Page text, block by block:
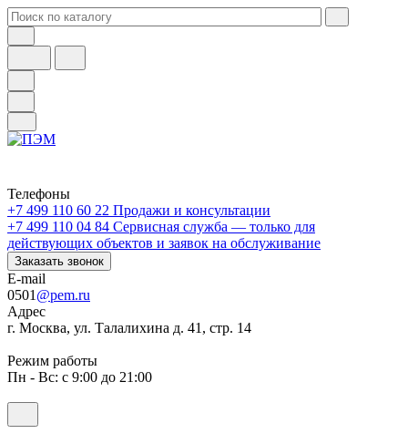
Телефоны
+7 499 110 60 22 Продажи и консультации
+7 499 110 04 84 Сервисная служба — только для
действующих объектов и заявок на обслуживание
Заказать звонок
E-mail
0501 @pem.ru
Адрес
г. Москва, ул. Талалихина д. 41, стр. 14
Режим работы
Пн - Вс: с 9:00 до 21:00